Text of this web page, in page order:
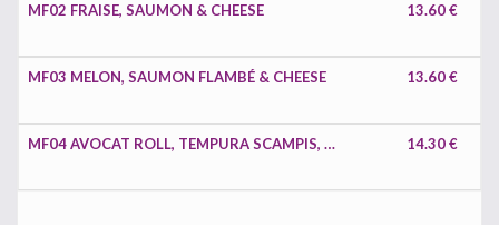
MF02 FRAISE, SAUMON & CHEESE 13.60 €
MF03 MELON, SAUMON FLAMBÉ & CHEESE 13.60 €
MF04 AVOCAT ROLL, TEMPURA SCAMPIS, CONCOMBRE 14.30 €